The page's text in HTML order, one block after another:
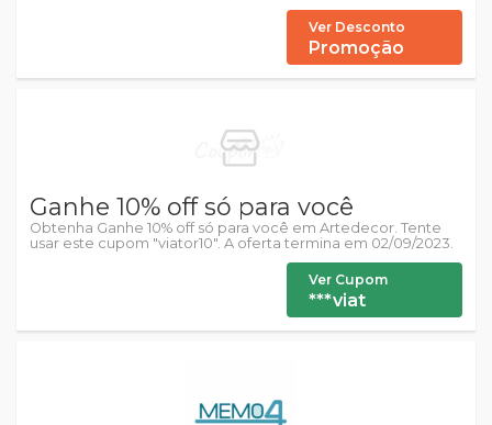
Ver Desconto
Promoção
Ganhe 10% off só para você
Obtenha Ganhe 10% off só para você em Artedecor. Tente
usar este cupom "viator10". A oferta termina em 02/09/2023.
Ver Cupom
***viat